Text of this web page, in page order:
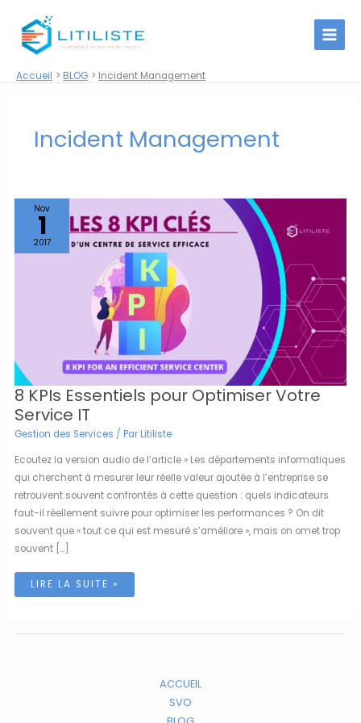
contenu
Accueil BLOG Incident Management
Incident Management
Nov
1
2017
8 KPIs Essentiels pour Optimiser Votre
Service IT
Gestion des Services / ParLitiliste
Ecoutez la version audio de l’article » Les départements informatiques
qui cherchent à mesurer leur réelle valeur ajoutée à l’entreprise se
retrouvent souvent confrontés à cette question : quels indicateurs
faut-il réellement suivre pour optimiser les performances ? On dit
souvent que « tout ce qui est mesuré s’améliore », mais on omet trop
souvent […]
8
ESSENTIELS
SERVICE
LIRE LA SUITE »
ACCUEIL
SVO